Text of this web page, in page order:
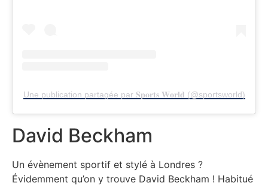
David Beckham
Un évènement sportif et stylé à Londres ?
Évidemment qu’on y trouve David Beckham ! Habitué
Une publication partagée par 𝐒𝐩𝐨𝐫𝐭𝐬 𝐖𝐨𝐫𝐥𝐝 (@sportsworld)